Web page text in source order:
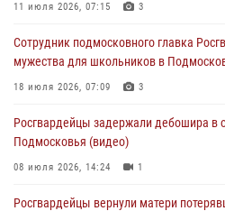
29 июля 2026, 14:37
Росгвардейцы задержали нетрезвого
27 июля 2026, 14:12
11 июля 2026, 07:15 3
Сотрудник подмосковного главка
мужества для школьников в
18 июля 2026, 07:09 3
Росгвардейцы задержали дебошира в
Подмосковья (видео)
08 июля 2026, 14:24 1
Росгвардейцы вернули матери